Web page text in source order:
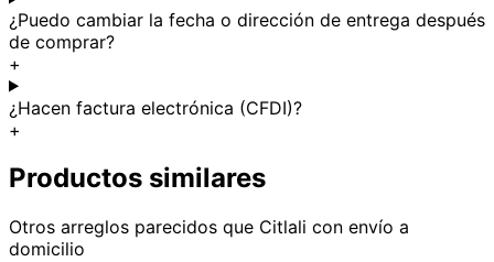
¿Puedo cambiar la fecha o dirección de entrega después
de comprar?
+
¿Hacen factura electrónica (CFDI)?
+
Productos similares
Otros arreglos parecidos que Citlali con envío a
domicilio